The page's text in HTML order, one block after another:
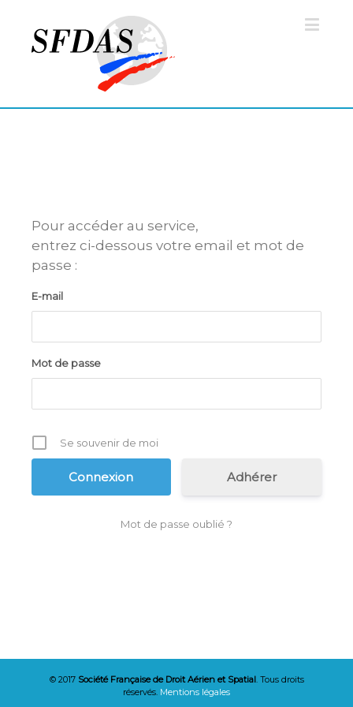
Pour accéder au service,
entrez ci-dessous votre email et mot de
passe :
E-mail
Mot de passe
Se souvenir de moi
Adhérer
Mot de passe oublié ?
© 2017 Société Française de Droit Aérien et Spatial. Tous droits
réservés. Mentions légales